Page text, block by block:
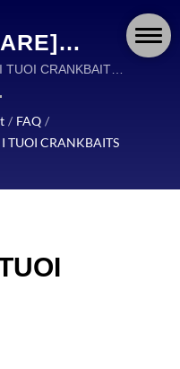
I TUOI
| OKUMA
OGNI
CRANKBAITS |
/ FAQ /
TUOI CRANKBAITS